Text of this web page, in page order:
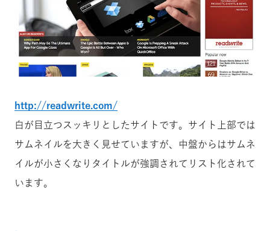
http://readwrite.com/
白が目立つスッキリとしたサイトです。サイト上部では
サムネイルを大きく見せていますが、中盤からはサムネ
イルが小さくなりタイトルが強調されてリスト化されて
います。